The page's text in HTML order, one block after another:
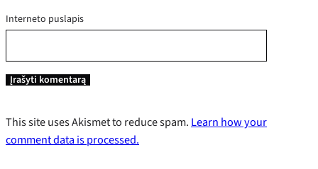
Interneto puslapis
This site uses Akismet to reduce spam. Learn how your
comment data is processed.